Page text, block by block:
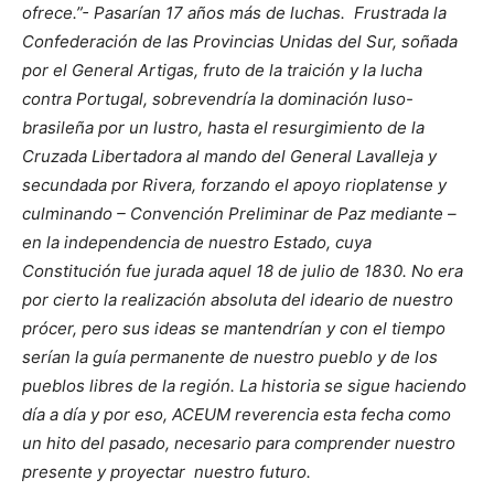
ofrece.”- Pasarían 17 años más de luchas. Frustrada la
Confederación de las Provincias Unidas del Sur, soñada
por el General Artigas, fruto de la traición y la lucha
contra Portugal, sobrevendría la dominación luso-
brasileña por un lustro, hasta el resurgimiento de la
Cruzada Libertadora al mando del General Lavalleja y
secundada por Rivera, forzando el apoyo rioplatense y
culminando – Convención Preliminar de Paz mediante –
en la independencia de nuestro Estado, cuya
Constitución fue jurada aquel 18 de julio de 1830. No era
por cierto la realización absoluta del ideario de nuestro
prócer, pero sus ideas se mantendrían y con el tiempo
serían la guía permanente de nuestro pueblo y de los
pueblos libres de la región. La historia se sigue haciendo
día a día y por eso, ACEUM reverencia esta fecha como
un hito del pasado, necesario para comprender nuestro
presente y proyectar nuestro futuro.